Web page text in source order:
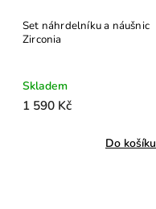
Set náhrdelníku a náušnic
Zirconia
Skladem
1 590 Kč
Do košíku